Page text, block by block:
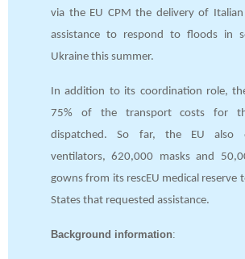
via the EU CPM the delivery of Italian
assistance to respond to floods in
Ukraine this summer.
In addition to its coordination role,
75% of the transport costs for
dispatched. So far, the EU also
ventilators, 620,000 masks and
gowns from its rescEU medical reserve
States that requested assistance.
Background information: